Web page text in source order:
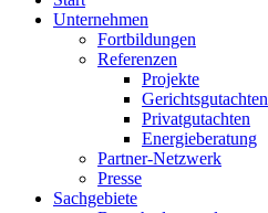
Unternehmen
Fortbildungen
Referenzen
Projekte
Gerichtsgutachten
Privatgutachten
Energieberatung
Partner-Netzwerk
Presse
Sachgebiete